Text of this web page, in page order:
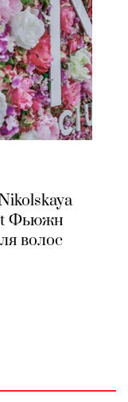
Фьюжн
волос